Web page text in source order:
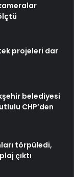
projeleri dar
belediyesi
CHP’den
törpüledi,
çıktı